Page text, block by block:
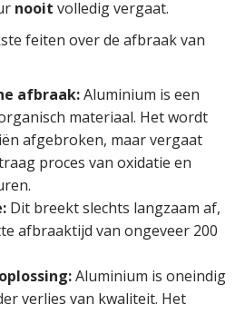
nooit volledig vergaat.
feiten over de afbraak van
afbraak:Aluminium is een
materiaal. Het wordt
afgebroken, maar vergaat
proces van oxidatie en
Dit breekt slechts langzaam af,
afbraaktijd van ongeveer 200
Aluminium is oneindig
verlies van kwaliteit. Het